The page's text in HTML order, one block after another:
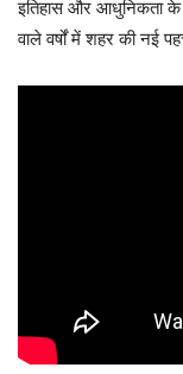
इतिहास और आधुनिकता
वाले वर्षों में शहर की नई